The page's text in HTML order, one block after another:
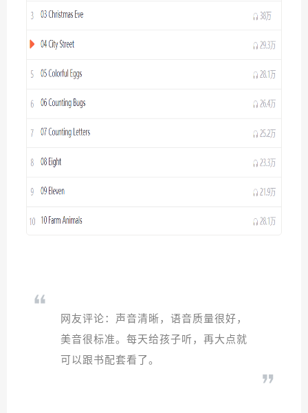
网友评论：声音清晰，语音质量很好，
美音很标准。每天给孩子听，再大点就
可以跟书配套看了。